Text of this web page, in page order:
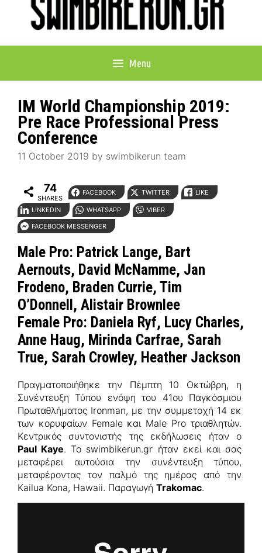
Menu
IM World Championship 2019:
Pre Race Professional Press
Conference
11 October 2019 by swimbikerun team
74
SHARES
FACEBOOK TWITTER LIKE
LINKEDIN WHATSAPP
VIBER
FACEBOOK MESSENGER
Male Pro: Patrick Lange, Bart
Aernouts, David McNamme, Jan
Frodeno, Braden Currie, Tim
O’Donnell, Alistair Brownlee
Female Pro: Daniela Ryf, Lucy Charles,
Anne Haug, Mirinda Carfrae, Sarah
True, Sarah Crowley, Heather Jackson
Πραγματοποιήθηκε την Πέμπτη 10 Οκτώβρη, η
Συνέντευξη Τύπου ενόψη του 41ου Παγκόσμιου
Πρωταθλήματος Ironman, με την συμμετοχή 14 εκ
των κορυφαίων Female και Male Pro τριαθλητών.
Κεντρικός συντονιστής της εκδήλωσεις ήταν ο
Paul Kaye. Το swimbikerun.gr ήταν εκεί και σας
μεταφέρει αυτούσια την συνέντευξη τύπου,
μεταφέροντας τον παλμό της ημέρας από την
Kailua Kona, Hawaii. Παραγωγή Trakomac.